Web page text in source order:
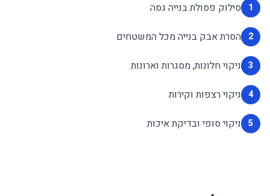
1 סילוק פסולת בנייה גסה
2 הסרת אבק בנייה מכל המשטחים
3 ניקוי חלונות, מסגרות וארונות
4 ניקוי רצפות וקירות
5 ניקוי סופי ובדיקת איכות